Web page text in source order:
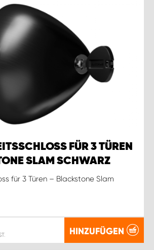
FÜR 3 TÜREN
SLAM SCHWARZ
für 3 Türen – Blackstone Slam
HINZUFÜGEN